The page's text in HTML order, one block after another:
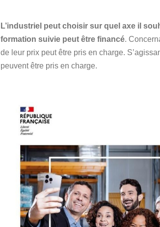
L’industriel peut choisir sur quel axe il
formation suivie peut être financé.
de leur prix peut être pris en charge.
peuvent être pris en charge.